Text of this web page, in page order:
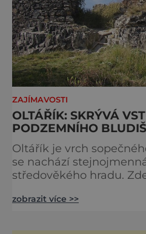
ZAJÍMAVOSTI
OLTÁŘÍK: SKRÝVÁ
PODZEMNÍHO
Oltářík je vrch
se nachází
středověkého hradu.
Oltářík se dostanete po
zobrazit více >>